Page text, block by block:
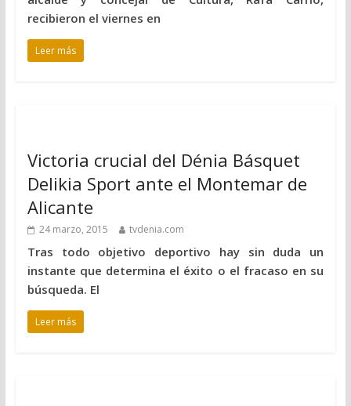
recibieron el viernes en
Leer más
Victoria crucial del Dénia Básquet
Delikia Sport ante el Montemar de
Alicante
24 marzo, 2015 tvdenia.com
Tras todo objetivo deportivo hay sin duda un
instante que determina el éxito o el fracaso en su
búsqueda. El
Leer más